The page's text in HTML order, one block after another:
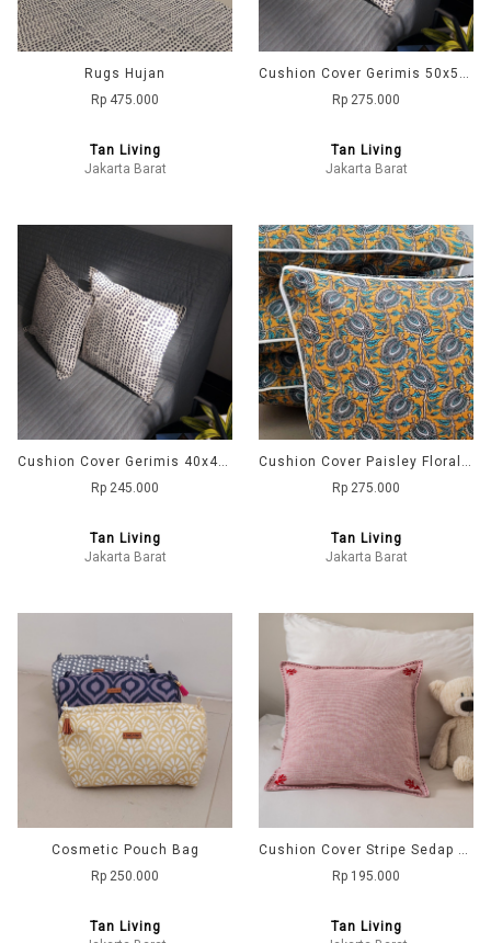
Rugs Hujan
Rp 475.000
Tan Living
Jakarta Barat
Cushion Cover Gerimis 50x50 - Navy
Rp 275.000
Tan Living
Jakarta Barat
Cushion Cover Gerimis 40x40 - Navy
Rp 245.000
Tan Living
Jakarta Barat
Cushion Cover Paisley Floral - Yellow
Rp 275.000
Tan Living
Jakarta Barat
Cosmetic Pouch Bag
Rp 250.000
Tan Living
Cushion Cover Stripe Sedap Malem - Pink
Rp 195.000
Tan Living